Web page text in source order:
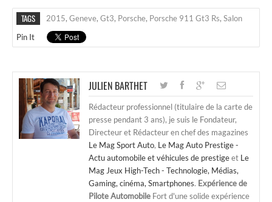
TAGS 2015, Geneve, Gt3, Porsche, Porsche 911 Gt3 Rs, Salon
Pin It
JULIEN BARTHET
Rédacteur professionnel (titulaire de la carte de
presse pendant 3 ans), je suis le Fondateur,
Directeur et Rédacteur en chef des magazines
Le Mag Sport Auto, Le Mag Auto Prestige -
Actu automobile et véhicules de prestigeet Le
Mag Jeux High-Tech - Technologie, Médias,
Gaming, cinéma, Smartphones. Expérience de
Pilote Automobile Fort d'une solide expérience